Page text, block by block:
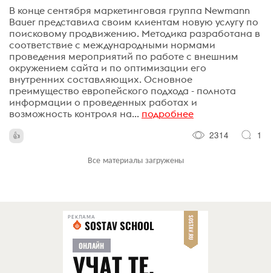
В конце сентября маркетинговая группа Newmann
Bauer представила своим клиентам новую услугу по
поисковому продвижению. Методика разработана в
соответствие с международными нормами
проведения мероприятий по работе с внешним
окружением сайта и по оптимизации его
внутренних составляющих. Основное
преимущество европейского подхода - полнота
информации о проведенных работах и
возможность контроля на... подробнее
2314
1
Все материалы загружены
РЕКЛАМА